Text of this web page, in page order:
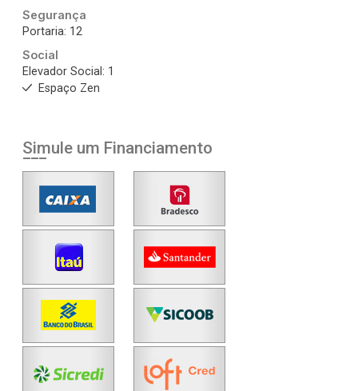
Segurança
Portaria: 12
Social
Elevador Social: 1
Espaço Zen
Simule um Financiamento